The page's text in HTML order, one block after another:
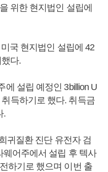
위한 현지법인 설립에
국 현지법인 설립에 42
다.
에 설립 예정인 3billion U
득하기로 했다. 취득금
.
귀질환 진단 유전자 검
어주에서 설립 후 텍사
하기로 했으며 이번 출